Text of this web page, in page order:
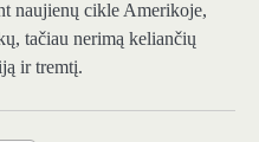
naujienų cikle Amerikoje,
tačiau nerimą keliančių
ir tremtį.